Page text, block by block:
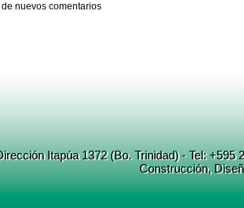
nuevos comentarios
Itapúa 1372 (Bo. Trinidad) - Tel:
Construcción,